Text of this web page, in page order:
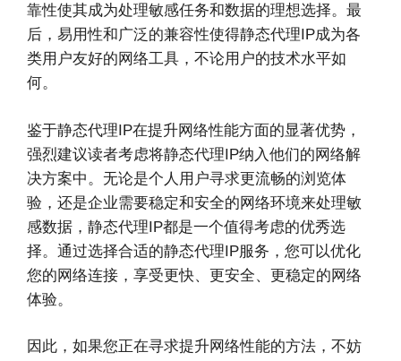
靠性使其成为处理敏感任务和数据的理想选择。最
后，易用性和广泛的兼容性使得静态代理IP成为各
类用户友好的网络工具，不论用户的技术水平如
何。
鉴于静态代理IP在提升网络性能方面的显著优势，
强烈建议读者考虑将静态代理IP纳入他们的网络解
决方案中。无论是个人用户寻求更流畅的浏览体
验，还是企业需要稳定和安全的网络环境来处理敏
感数据，静态代理IP都是一个值得考虑的优秀选
择。通过选择合适的静态代理IP服务，您可以优化
您的网络连接，享受更快、更安全、更稳定的网络
体验。
因此，如果您正在寻求提升网络性能的方法，不妨